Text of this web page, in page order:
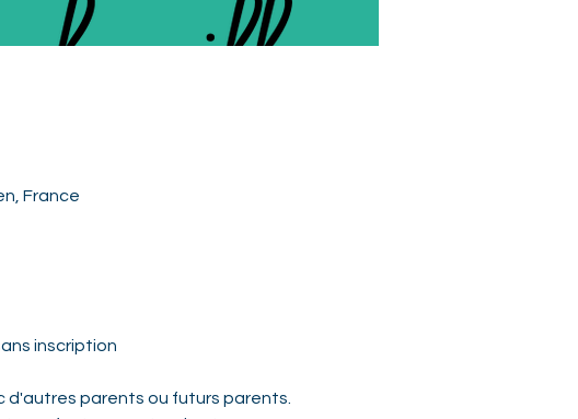
France
inscription
d'autres parents ou futurs parents.